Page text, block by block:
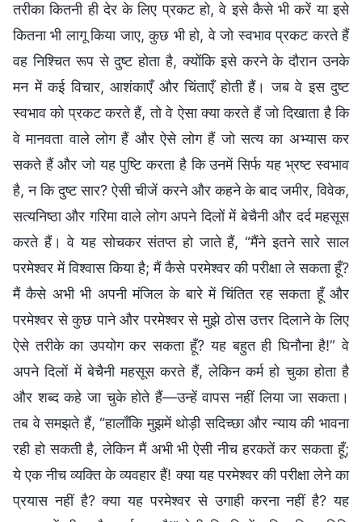
तरीका कितनी ही देर के लिए प्रकट हो, वे इसे कैसे भी करें या इसे
कितना भी लागू किया जाए, कुछ भी हो, वे जो स्वभाव प्रकट करते हैं
वह निश्चित रूप से दुष्ट होता है, क्योंकि इसे करने के दौरान उनके
मन में कई विचार, आशंकाएँ और चिंताएँ होती हैं। जब वे इस दुष्ट
स्वभाव को प्रकट करते हैं, तो वे ऐसा क्या करते हैं जो दिखाता है कि
वे मानवता वाले लोग हैं और ऐसे लोग हैं जो सत्य का अभ्यास कर
सकते हैं और जो यह पुष्टि करता है कि उनमें सिर्फ यह भ्रष्ट स्वभाव
है, न कि दुष्ट सार? ऐसी चीजें करने और कहने के बाद जमीर, विवेक,
सत्यनिष्ठा और गरिमा वाले लोग अपने दिलों में बेचैनी और दर्द महसूस
करते हैं। वे यह सोचकर संतप्त हो जाते हैं, “मैंने इतने सारे साल
परमेश्वर में विश्वास किया है; मैं कैसे परमेश्वर की परीक्षा ले सकता हूँ?
मैं कैसे अभी भी अपनी मंजिल के बारे में चिंतित रह सकता हूँ और
परमेश्वर से कुछ पाने और परमेश्वर से मुझे ठोस उत्तर दिलाने के लिए
ऐसे तरीके का उपयोग कर सकता हूँ? यह बहुत ही घिनौना है!” वे
अपने दिलों में बेचैनी महसूस करते हैं, लेकिन कर्म हो चुका होता है
और शब्द कहे जा चुके होते हैं—उन्हें वापस नहीं लिया जा सकता।
तब वे समझते हैं, “हालाँकि मुझमें थोड़ी सदिच्छा और न्याय की भावना
रही हो सकती है, लेकिन मैं अभी भी ऐसी नीच हरकतें कर सकता हूँ;
ये एक नीच व्यक्ति के व्यवहार हैं! क्या यह परमेश्वर की परीक्षा लेने का
प्रयास नहीं है? क्या यह परमेश्वर से उगाही करना नहीं है? यह